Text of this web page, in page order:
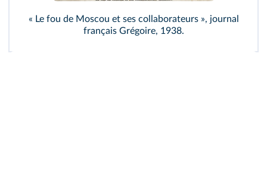
« Le fou de Moscou et ses collaborateurs », journal
français Grégoire, 1938.